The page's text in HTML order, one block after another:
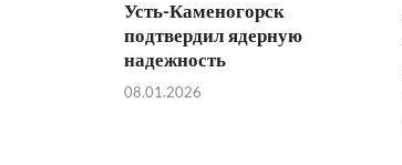
Усть-Каменогорск
подтвердил ядерную
надежность
08.01.2026